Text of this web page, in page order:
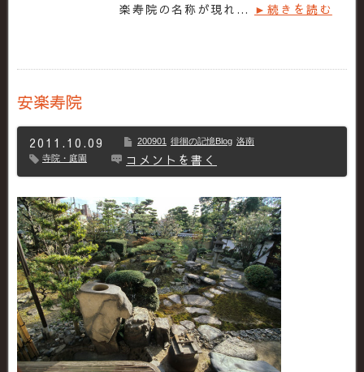
楽寿院の名称が現れ… ►続きを読む
安楽寿院
2011.10.09 200901 徘徊の記憶Blog 洛南
寺院・庭園
コメントを書く